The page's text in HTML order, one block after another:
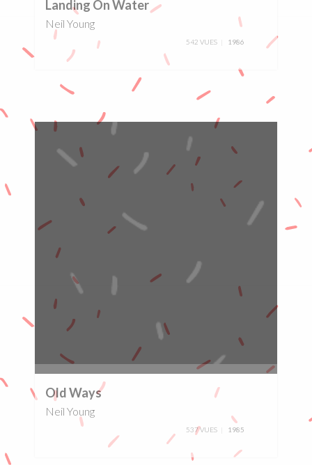
Landing On Water
Neil Young
542 VUES 1986
Old Ways
Neil Young
537 VUES 1985